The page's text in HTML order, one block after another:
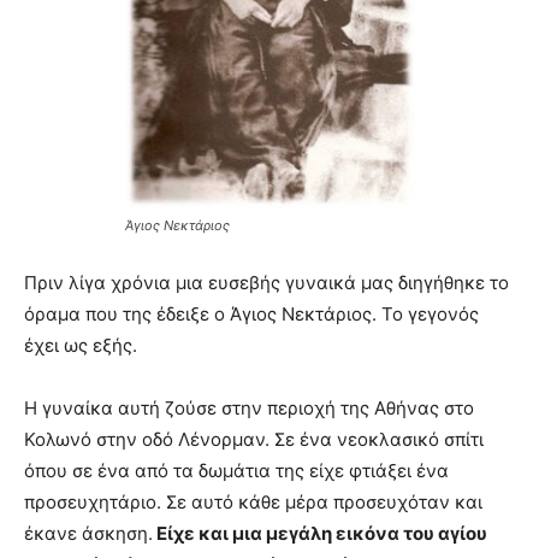
Άγιος Νεκτάριος
Πριν λίγα χρόνια μια ευσεβής γυναικά μας διηγήθηκε το
όραμα που της έδειξε ο Άγιος Νεκτάριος. Το γεγονός
έχει ως εξής.
Η γυναίκα αυτή ζούσε στην περιοχή της Αθήνας στο
Κολωνό στην οδό Λένορμαν. Σε ένα νεοκλασικό σπίτι
όπου σε ένα από τα δωμάτια της είχε φτιάξει ένα
προσευχητάριο. Σε αυτό κάθε μέρα προσευχόταν και
έκανε άσκηση. Είχε και μια μεγάλη εικόνα του αγίου